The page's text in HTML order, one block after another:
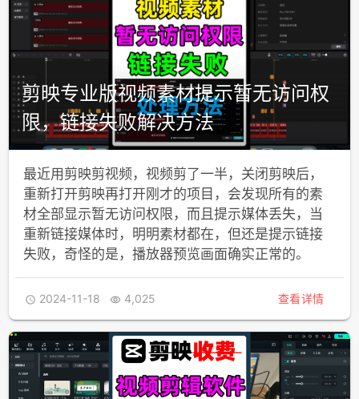
剪映专业版视频素材提示暂无访问权
限，链接失败解决方法
最近用剪映剪视频，视频剪了一半，关闭剪映后，
重新打开剪映再打开刚才的项目，会发现所有的素
材全部显示暂无访问权限，而且提示媒体丢失，当
重新链接媒体时，明明素材都在，但还是提示链接
失败，奇怪的是，播放器预览画面确实正常的。
 2024-11-18  4,025 查看详情